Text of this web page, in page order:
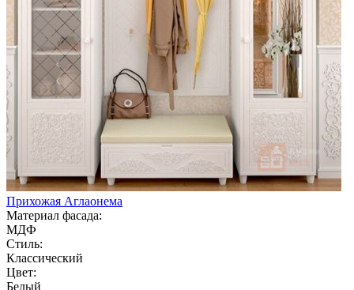
Прихожая Аглаонема
Материал фасада:
МДФ
Стиль:
Классический
Цвет:
Белый